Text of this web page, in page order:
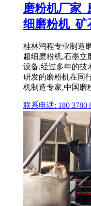
磨粉机厂家_
细磨粉机_矿
桂林鸿程专业制造
超细磨粉机,石墨立
设备,经过多年的技
研发的磨粉机在同
机制造专家,中国磨
联系电话: 180 3780